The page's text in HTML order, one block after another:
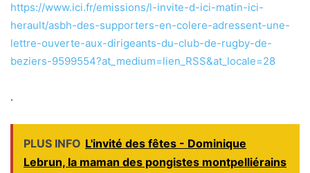
https://www.ici.fr/emissions/l-invite-d-ici-matin-ici-
herault/asbh-des-supporters-en-colere-adressent-une-
lettre-ouverte-aux-dirigeants-du-club-de-rugby-de-
beziers-9599554?at_medium=lien_RSS&at_locale=28
.
PLUS INFO L'invité des fêtes - Dominique
Lebrun, la maman des pongistes montpelliérains